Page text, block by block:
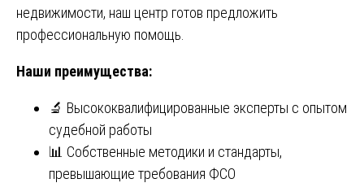
недвижимости, наш центр готов предложить
профессиональную помощь.
Наши преимущества:
🔬 Высококвалифицированные эксперты с опытом
судебной работы
📊 Собственные методики и стандарты,
превышающие требования ФСО